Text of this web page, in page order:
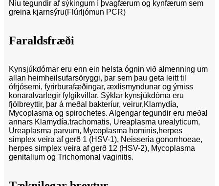
Níu tegundir af sýkingum í þvagfærum og kynfærum sem
greina kjarnsýru(Flúrljómun PCR)
Faraldsfræði
Kynsjúkdómar eru enn ein helsta ógnin við almenning um
allan heimheilsufarsöryggi, þar sem þau geta leitt til
ófrjósemi, fyrirburafæðingar, æxlismyndunar og ýmiss
konaralvarlegir fylgikvillar. Sýklar kynsjúkdóma eru
fjölbreyttir, þar á meðal bakteríur, veirur,Klamydía,
Mycoplasma og spirochetes. Algengar tegundir eru meðal
annars Klamydía.trachomatis, Ureaplasma urealyticum,
Ureaplasma parvum, Mycoplasma hominis,herpes
simplex veira af gerð 1 (HSV-1), Neisseria gonorrhoeae,
herpes simplex veira af gerð 12 (HSV-2), Mycoplasma
genitalium og Trichomonal vaginitis.